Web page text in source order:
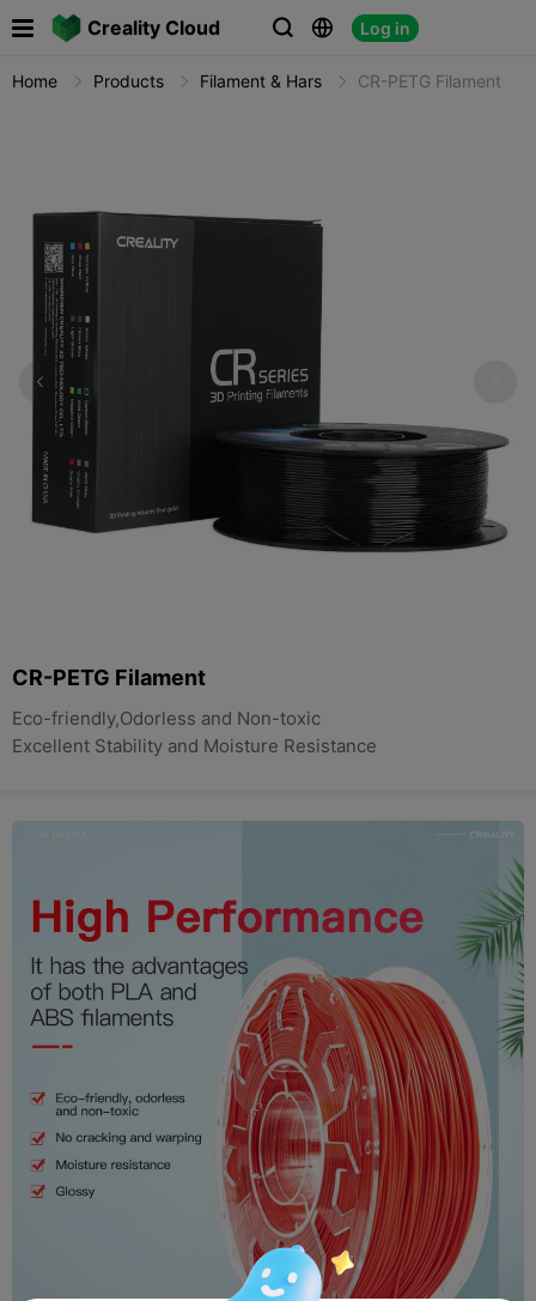
Creality Cloud   Log in

Home Products Filament & Hars CR-PETG Filament
CR-PETG Filament
Eco-friendly,Odorless and Non-toxic
Excellent Stability and Moisture Resistance